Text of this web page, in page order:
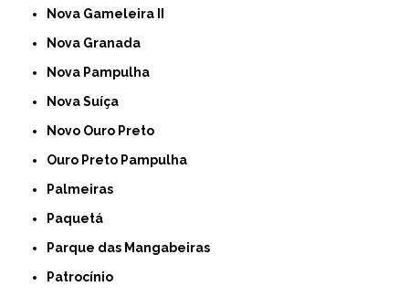
Nova Gameleira II
Nova Granada
Nova Pampulha
Nova Suíça
Novo Ouro Preto
Ouro Preto Pampulha
Palmeiras
Paquetá
Parque das Mangabeiras
Patrocínio